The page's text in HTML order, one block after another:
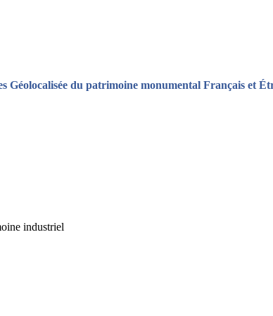
Géolocalisée du patrimoine monumental Français et